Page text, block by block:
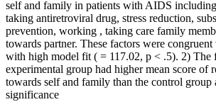
self and family in patients with AIDS
taking antiretroviral drug, stress reduction,
prevention, working , taking care family
towards partner. These factors were
with high model fit ( = 117.02, p < .5). 2) The
experimental group had higher mean score of
towards self and family than the control group
significance